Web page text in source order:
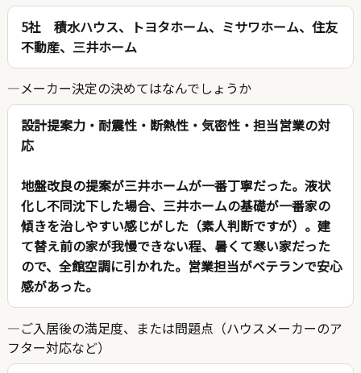
5社 積水ハウス、トヨタホーム、ミサワホーム、住友
不動産、三井ホーム
メーカー決定の決めてはなんでしょうか
設計提案力・耐震性・断熱性・気密性・担当営業の対
応
地盤改良の提案が三井ホームが一番丁寧だった。液状
化し不同沈下した場合、三井ホームの基礎が一番家の
傾きを治しやすい感じがした（素人判断ですが）。建
て替え前の家が我慢できない程、暑くて寒い家だった
ので、全館空調に引かれた。営業担当がベテランで安心
感があった。
ご入居後の満足度、または問題点（ハウスメーカーのア
フター対応など）